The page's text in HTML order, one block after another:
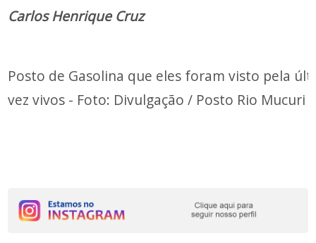
Carlos Henrique Cruz
Posto de Gasolina que eles foram visto pela
vez vivos - Foto: Divulgação / Posto Rio Mucuri